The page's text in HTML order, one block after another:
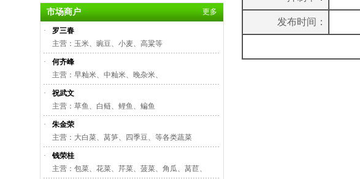
市场商户 更多
·
罗三春
主营：玉米、豌豆、小麦、高粱等
·
何齐峰
主营：早籼米、中籼米、晚杂米、
·
祝武文
主营：草鱼、白鲢、鲤鱼、鳊鱼
·
朱金荣
主营：大白菜、莴笋、四季豆、等各类蔬菜
·
钱荣桂
主营：包菜、花菜、芹菜、菠菜、角瓜、莴苣、
发布时间：